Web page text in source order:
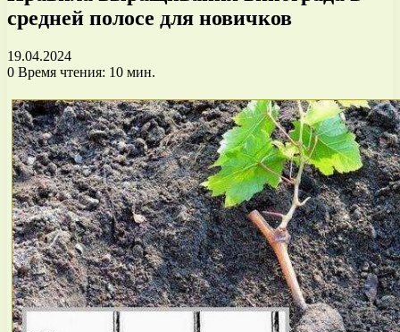
средней полосе для новичков
19.04.2024
0 Время чтения: 10 мин.